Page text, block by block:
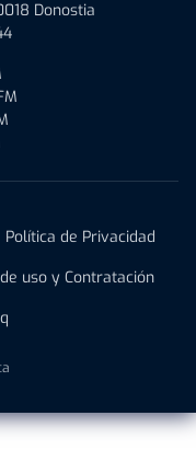
Donostia
Política de Privacidad
uso y Contratación